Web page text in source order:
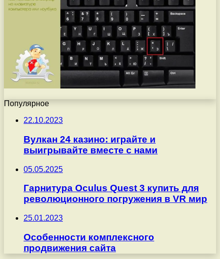
Популярное
22.10.2023
Вулкан 24 казино: играйте и
выигрывайте вместе с нами
05.05.2025
Гарнитура Oculus Quest 3 купить для
революционного погружения в VR мир
25.01.2023
Особенности комплексного
продвижения сайта